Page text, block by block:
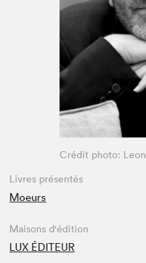
Espace
Espace pro
Crédit photo:
Livres présentés
Moeurs
Maisons d'édition
LUX ÉDITEUR